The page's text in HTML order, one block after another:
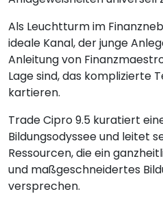
Als Leuchtturm im
ideale Kanal, der junge
Anleitung von
Lage sind, das komplizierte
kartieren.
Trade Cipro 9.5 kuratiert
Bildungsodyssee und leitet
Ressourcen, die ein
und maßgeschneidertes
versprechen.